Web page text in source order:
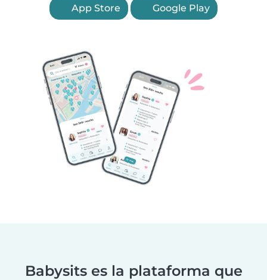
App Store Google Play
Babysits es la plataforma que